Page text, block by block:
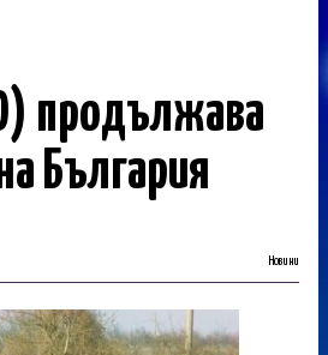
продължава
България
Новини